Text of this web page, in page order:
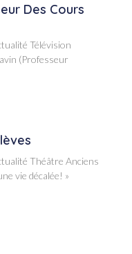
Des Cours
Télévision
(Professeur
Théâtre Anciens
vie décalée! »